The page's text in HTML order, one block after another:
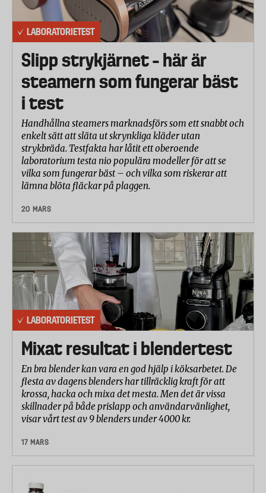
LABORATORIETEST
Slipp strykjärnet – här är
steamern som fungerar bäst
i test
Handhållna steamers marknadsförs som ett snabbt och
enkelt sätt att släta ut skrynkliga kläder utan
strykbräda. Testfakta har låtit ett oberoende
laboratorium testa nio populära modeller för att se
vilka som fungerar bäst – och vilka som riskerar att
lämna blöta fläckar på plaggen.
20 MARS
LABORATORIETEST
Mixat resultat i blendertest
En bra blender kan vara en god hjälp i köksarbetet. De
flesta av dagens blenders har tillräcklig kraft för att
krossa, hacka och mixa det mesta. Men det är vissa
skillnader på både prislapp och användarvänlighet,
visar vårt test av 9 blenders under 4000 kr.
17 MARS